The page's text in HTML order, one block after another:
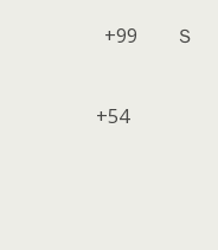
+99 Ｓ
+54